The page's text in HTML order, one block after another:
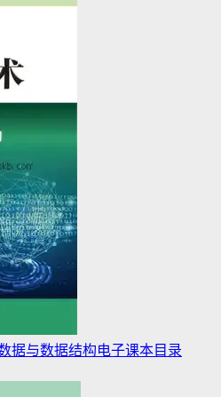
据与数据结构电子课本目录